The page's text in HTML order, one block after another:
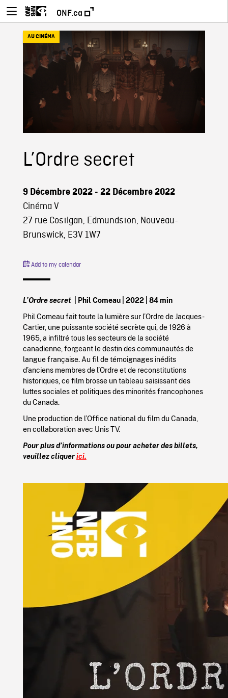
ONF.ca
AU CINÉMA
L’Ordre secret
9 Décembre 2022 - 22 Décembre 2022
Cinéma V
27 rue Costigan, Edmundston, Nouveau-
Brunswick, E3V 1W7
Add to my calendar
L’Ordre secret | Phil Comeau| 2022 | 84 min
Phil Comeau fait toute la lumière sur l’Ordre de Jacques-
Cartier, une puissante société secrète qui, de 1926 à
1965, a infiltré tous les secteurs de la société
canadienne, forgeant le destin des communautés de
langue française. Au fil de témoignages inédits
d’anciens membres de l’Ordre et de reconstitutions
historiques, ce film brosse un tableau saisissant des
luttes sociales et politiques des minorités francophones
du Canada.
Une production de l’Office national du film du Canada,
en collaboration avec Unis TV.
Pour plus d’informations ou pour acheter des billets,
veuillezcliquerici.